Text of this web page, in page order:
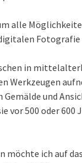
alle
Fotografie
in
und
vor 500 oder 600
möchte ich auf